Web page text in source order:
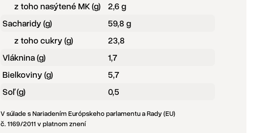
z toho nasýtené MK (g)
2,6 g
Sacharidy (g)
59,8 g
z toho cukry (g)
23,8
Vláknina (g)
1,7
Bielkoviny (g)
5,7
Soľ (g)
0,5
V súlade s Nariadením Európskeho parlamentu a Rady (EU)
č. 1169/2011 v platnom znení